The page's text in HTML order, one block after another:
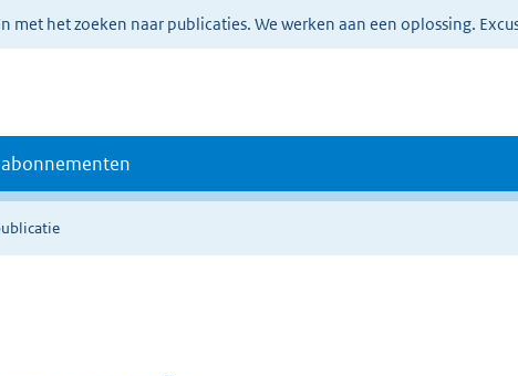
met het zoeken naar publicaties. We werken aan een oplossing.